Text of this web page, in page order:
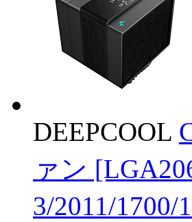
DEEPCOOL
ァン
3/2011/1700/